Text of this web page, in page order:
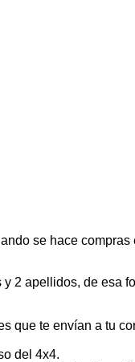
se hace compras
2 apellidos, de esa
que te envían a tu
del 4x4.